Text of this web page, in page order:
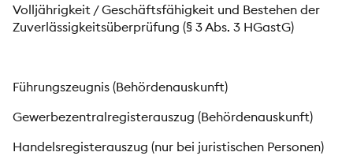
Volljährigkeit / Geschäftsfähigkeit und Bestehen der
Zuverlässigkeitsüberprüfung (§ 3 Abs. 3 HGastG)
Führungszeugnis (Behördenauskunft)
Gewerbezentralregisterauszug (Behördenauskunft)
Handelsregisterauszug (nur bei juristischen Personen)